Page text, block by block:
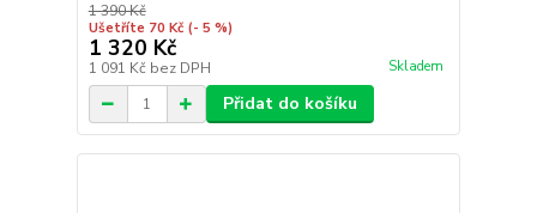
1 390 Kč
Ušetříte 70 Kč (- 5 %)
1 320 Kč
1 091 Kč bez DPH Skladem
Přidat do košíku